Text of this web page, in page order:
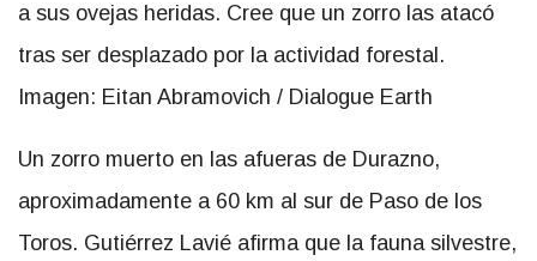
a sus ovejas heridas. Cree que un zorro las atacó
tras ser desplazado por la actividad forestal.
Imagen: Eitan Abramovich / Dialogue Earth
Un zorro muerto en las afueras de Durazno,
aproximadamente a 60 km al sur de Paso de los
Toros. Gutiérrez Lavié afirma que la fauna silvestre,